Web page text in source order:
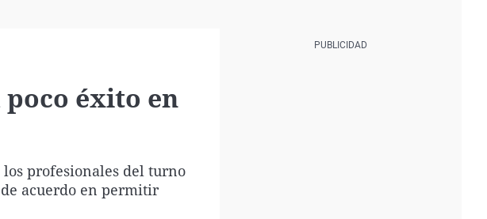
poco éxito en
profesionales del turno
acuerdo en permitir